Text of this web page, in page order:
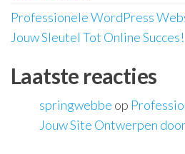
Professionele WordPress
Jouw Sleutel Tot Online Succes!
Laatste reacties
springwebbe op
Jouw Site Ontwerpen